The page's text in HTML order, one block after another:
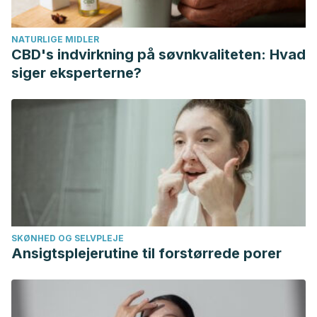
Pediculus humanus, and its eggs.
Fitoterapia
https://doi.org/10.1016/j.fitote.2006.04.005
Veal, L. (1996). The potential effectiveness of essential oils as
a treatment for headlice, Pediculus humanus capitis.
Complementary Therapies in Nursing & Midwifery
https://doi.org/10.1016/S1353-6117(96)80083-7
NATURLIGE MIDLER
CBD's indvirkning på søvnkvaliteten: Hvad
siger eksperterne?
SKØNHED OG SELVPLEJE
Ansigtsplejerutine til forstørrede porer